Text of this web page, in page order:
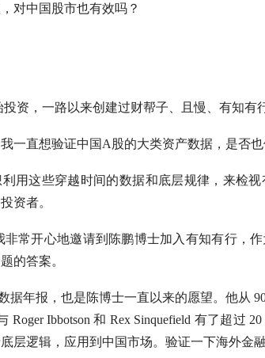
对中国股市也有效吗？
投资，一路以来创建过财帮子、且慢、有知有
一直想验证中国 A股的大类资产数据，是否也
用这些穿越时间的数据和底层规律，来检
资者。
非常开心地邀请到陈鹏博士加入有知有行，
的答案。
据年报，也是陈博士一直以来的愿望。他从
Roger Ibbotson 和 Rex Sinquefield 有了超过
层逻辑，应用到中国市场。验证一下海外金